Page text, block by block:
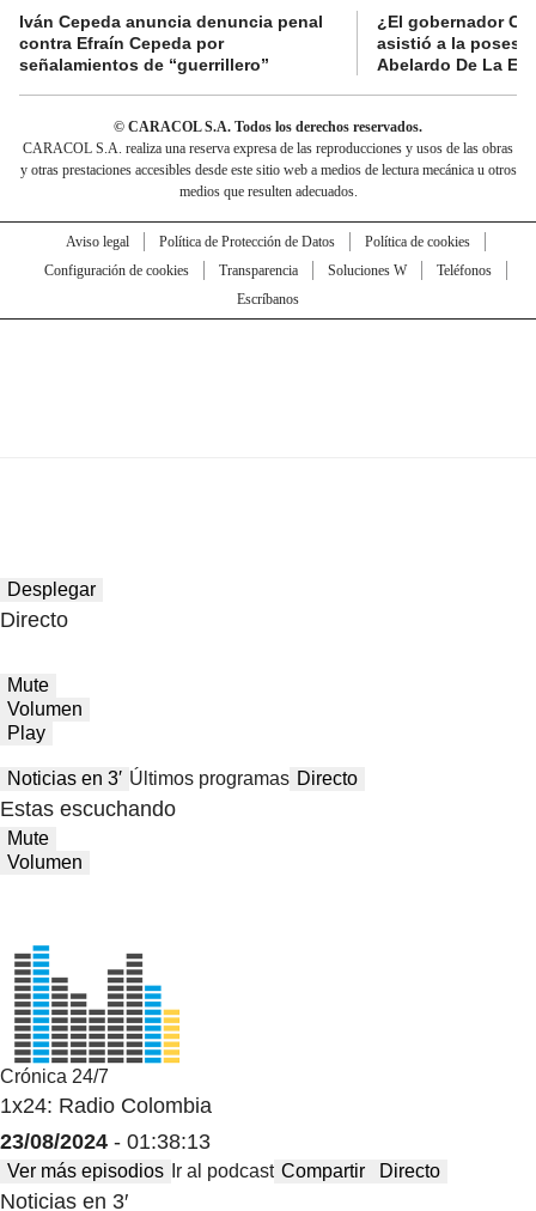
Iván Cepeda anuncia denuncia penal
contra Efraín Cepeda por
señalamientos de “guerrillero”
¿El gobernador
asistió a la
Abelardo De La
© CARACOL S.A. Todos los derechos reservados.
CARACOL S.A. realiza una reserva expresa de las reproducciones y usos de las obras
y otras prestaciones accesibles desde este sitio web a medios de lectura mecánica u otros
medios que resulten adecuados.
Aviso legal Política de Protección de Datos
Política de cookies
Configuración de cookies
Transparencia Soluciones W
Teléfonos
Escríbanos
Desplegar
Directo
Mute
Volumen
Play
Noticias en 3′ Últimos programas Directo
Estas escuchando
Mute
Volumen
Crónica 24/7
1x24: Radio Colombia
23/08/2024 - 01:38:13
Ver más episodios Ir al podcast Compartir Directo
Noticias en 3′